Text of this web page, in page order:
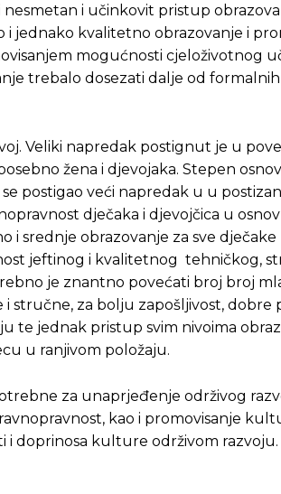
i učinkovit pristup
jednako kvalitetno obrazovanje i
mogućnosti cjeloživotnog
trebalo dosezati dalje od formalnih
Veliki napredak postignut je u
žena i djevojaka. Stepen
postigao veći napredak u u
dječaka i djevojčica u
i srednje obrazovanje za sve
jeftinog i kvalitetnog tehničkog,
je znantno povećati broj broj
za bolju zapošljivost, dobre
te jednak pristup svim nivoima
u ranjivom položaju.
za unaprjeđenje održivog
kao i promovisanje
i doprinosa kulture održivom razvoju.